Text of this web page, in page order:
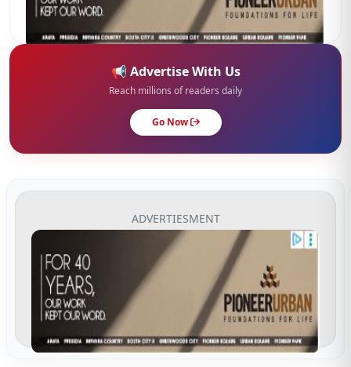
📢 Advertise With Us
Reach millions of readers daily
Go Now
ADVERTIESMENT